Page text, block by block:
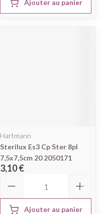
Ajouter au panier
Hartmann
Sterilux Es3 Cp Ster 8pl
7,5x7,5cm 20 2050171
3,10 €
Ajouter au panier